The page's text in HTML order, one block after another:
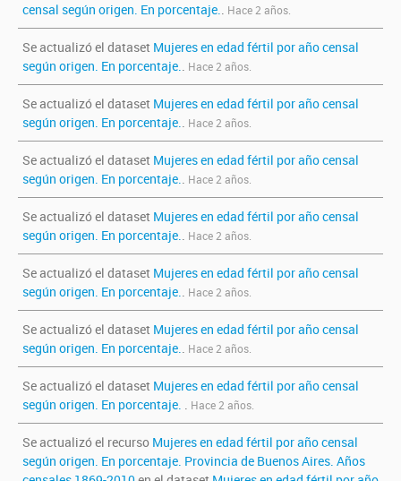
censal según origen. En porcentaje.. Hace 2 años.
Se actualizó el dataset Mujeres en edad fértil por año censal
según origen. En porcentaje.. Hace 2 años.
Se actualizó el dataset Mujeres en edad fértil por año censal
según origen. En porcentaje.. Hace 2 años.
Se actualizó el dataset Mujeres en edad fértil por año censal
según origen. En porcentaje.. Hace 2 años.
Se actualizó el dataset Mujeres en edad fértil por año censal
según origen. En porcentaje.. Hace 2 años.
Se actualizó el dataset Mujeres en edad fértil por año censal
según origen. En porcentaje.. Hace 2 años.
Se actualizó el dataset Mujeres en edad fértil por año censal
según origen. En porcentaje.. Hace 2 años.
Se actualizó el dataset Mujeres en edad fértil por año censal
según origen. En porcentaje. . Hace 2 años.
Se actualizó el recurso Mujeres en edad fértil por año censal
según origen. En porcentaje. Provincia de Buenos Aires. Años